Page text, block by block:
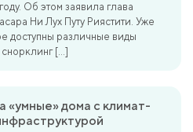
Об этом заявила глава
Ни Лух Путу Риястити. Уже
доступны различные виды
[…]
«умные» дома с климат-